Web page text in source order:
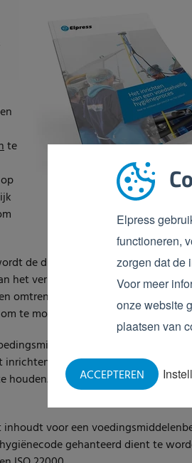
Elpress
functioneren,
zorgen dat de
Voor meer
onze website
plaatsen van
ACCEPTEREN
te
de druk opgevoerd.Ook (grote)
het verhogen van de
omtrent de certificeringen waaraan
te mogen leveren.
zijn dus
van een voedselveilig
In deze whitepaper zoomen
inhoudt voor een
gehanteerd dient te